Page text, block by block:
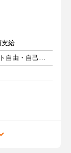
支給
週2日以上 1日8時間以上 シフト自由・自己申告